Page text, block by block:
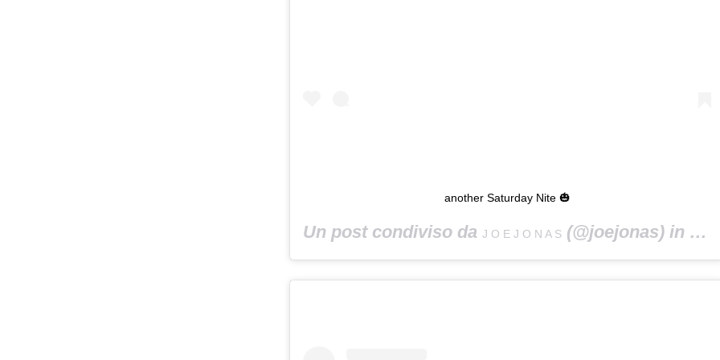
another Saturday Nite 🎃
Un post condiviso da J O E J O N A S (@joejonas) in data: